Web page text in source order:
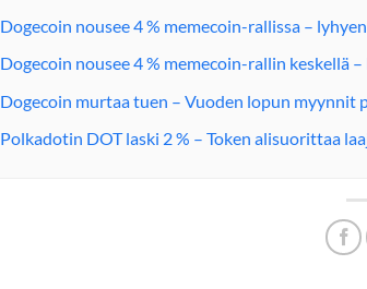
Dogecoin nousee 4 % memecoin-rallissa –
Dogecoin nousee 4 % memecoin-rallin keskellä
Dogecoin murtaa tuen – Vuoden lopun myynnit
Polkadotin DOT laski 2 % – Token alisuorittaa